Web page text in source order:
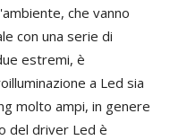
che vanno
con una serie di
estremi, è
a Led sia
molto ampi, in genere
del driver Led è